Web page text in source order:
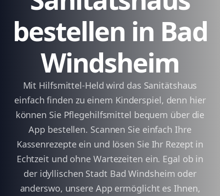
bestellen in Bad
Windsheim
Mit Hilfsmittel-Held wird das Sanitätshaus
einfach finden zu einem Kinderspiel, denn hier
können Sie Pflegehilfsmittel bequem über die
App bestellen. Scannen Sie einfach Ihre
Kassenrezepte ein und lösen Sie Ihr Rezept in
Echtzeit und ohne Wartezeiten ein. Egal ob in
der idyllischen Stadt Bad Windsheim oder
anderswo, unsere App ermöglicht es Ihnen,